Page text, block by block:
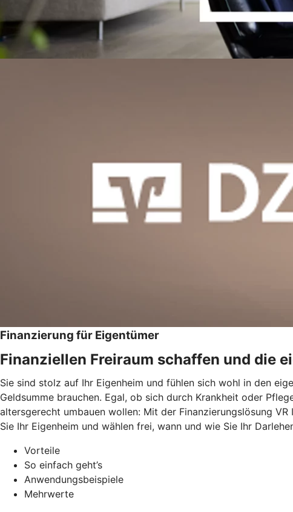
Finanzierung für Eigentümer
Finanziellen Freiraum schaffen und die
Sie sind stolz auf Ihr Eigenheim und fühlen sich wohl in den
Geldsumme brauchen. Egal, ob sich durch Krankheit oder
altersgerecht umbauen wollen: Mit der Finanzierungslösung
Sie Ihr Eigenheim und wählen frei, wann und wie Sie Ihr
Vorteile
So einfach geht’s
Anwendungsbeispiele
Mehrwerte